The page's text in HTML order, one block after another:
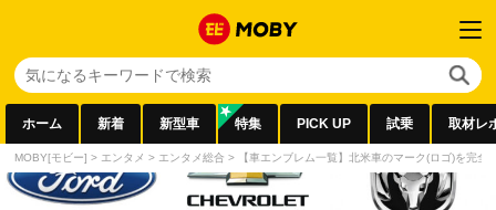
ホーム 新着 新型車 特集 PICK UP 試乗 取材レ
MOBY[モビー] > エンタメ > エンタメ総合 > 【車エンブレム一覧】北米車のマーク(ロゴ)を完全